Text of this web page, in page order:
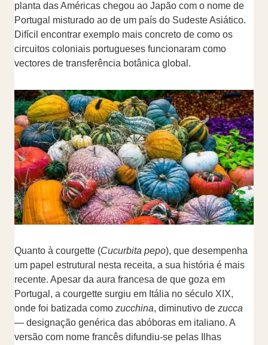
planta das Américas chegou ao Japão com o nome de
Portugal misturado ao de um país do Sudeste Asiático.
Difícil encontrar exemplo mais concreto de como os
circuitos coloniais portugueses funcionaram como
vectores de transferência botânica global.
Quanto à courgette (Cucurbita pepo), que desempenha
um papel estrutural nesta receita, a sua história é mais
recente. Apesar da aura francesa de que goza em
Portugal, a courgette surgiu em Itália no século XIX,
onde foi batizada como zucchina, diminutivo de zucca
— designação genérica das abóboras em italiano. A
versão com nome francês difundiu-se pelas Ilhas